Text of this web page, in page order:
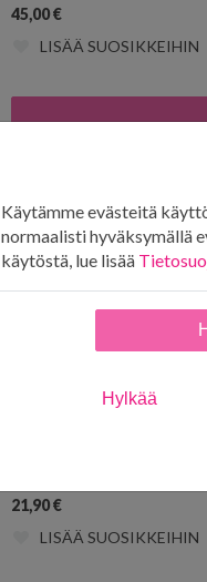
45,00€
LISÄÄ SUOSIKKEIHIN
21,90€
LISÄÄ SUOSIKKEIHIN
Käytämme evästeitä
normaalisti hyväksymällä
käytöstä, lue lisää
Hylkää